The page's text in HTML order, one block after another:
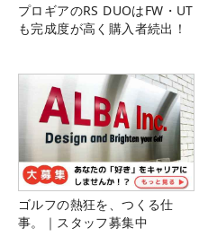
プロギアのRS DUOはFW・UT
も完成度が高く購入者続出！
ゴルフの熱狂を、つくる仕
事。｜スタッフ募集中